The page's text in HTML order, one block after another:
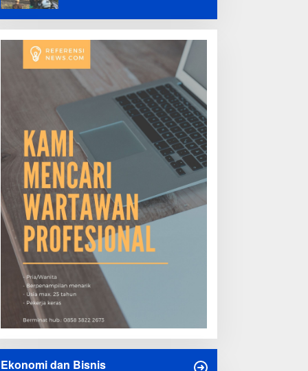
Ekonomi dan Bisnis